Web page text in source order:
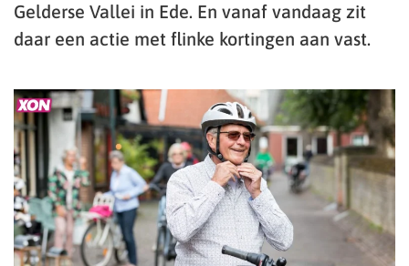
Gelderse Vallei in Ede. En vanaf vandaag zit
daar een actie met flinke kortingen aan vast.